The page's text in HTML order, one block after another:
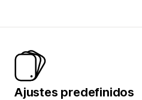
Ajustes predefinidos